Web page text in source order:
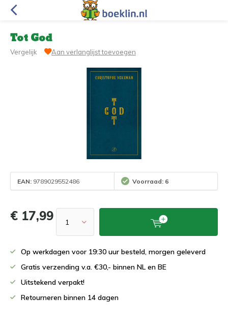
Tot God
Vergelijk Aan verlanglijst toevoegen
EAN: 9789029552486 Voorraad: 6
€ 17,99
Op werkdagen voor 19:30 uur besteld, morgen geleverd
Gratis verzending v.a. €30,- binnen NL en BE
Uitstekend verpakt!
Retourneren binnen 14 dagen